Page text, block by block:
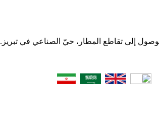
إلى تقاطع المطار، حيّ الصناعي في تبریز.